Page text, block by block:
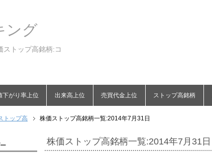
ング
ストップ高銘柄:コ
下がり率上位 出来高上位 売買代金上位 ストップ高銘柄
トップ高 株価ストップ高銘柄一覧:2014年7月31日
株価ストップ高銘柄一覧:2014年7月31日